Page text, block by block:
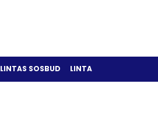
LINTAS SOSBUD LINTAS OLAH RAGA